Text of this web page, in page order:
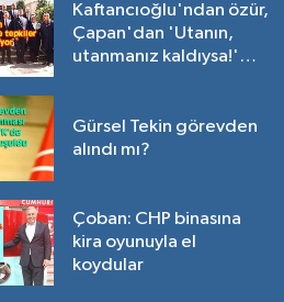
Kaftancıoğlu'ndan özür,
Çapan'dan 'Utanın,
utanmanız kaldıysa!'
Gürsel Tekin görevden
alındı mı?
Çoban: CHP binasına
kira oyunuyla el
koydular